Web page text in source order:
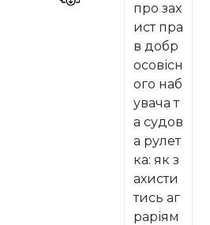
про зах
ист пра
в добр
осовісн
ого наб
увача т
а судов
а рулет
ка: як з
ахисти
тись аг
раріям